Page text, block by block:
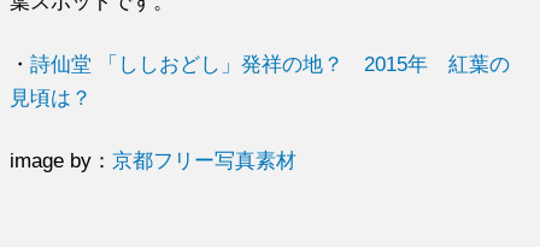
・詩仙堂 「ししおどし」発祥の地？ 2015年 紅葉の
見頃は？
image by：京都フリー写真素材